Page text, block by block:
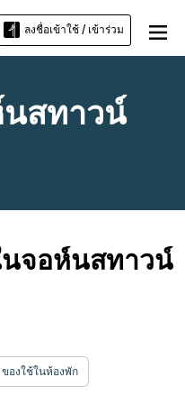
ลงชื่อเข้าใช้ / เข้าร่วม
นสทาวน์
นจอห์นสทาวน์
ของใช้ในห้องพัก